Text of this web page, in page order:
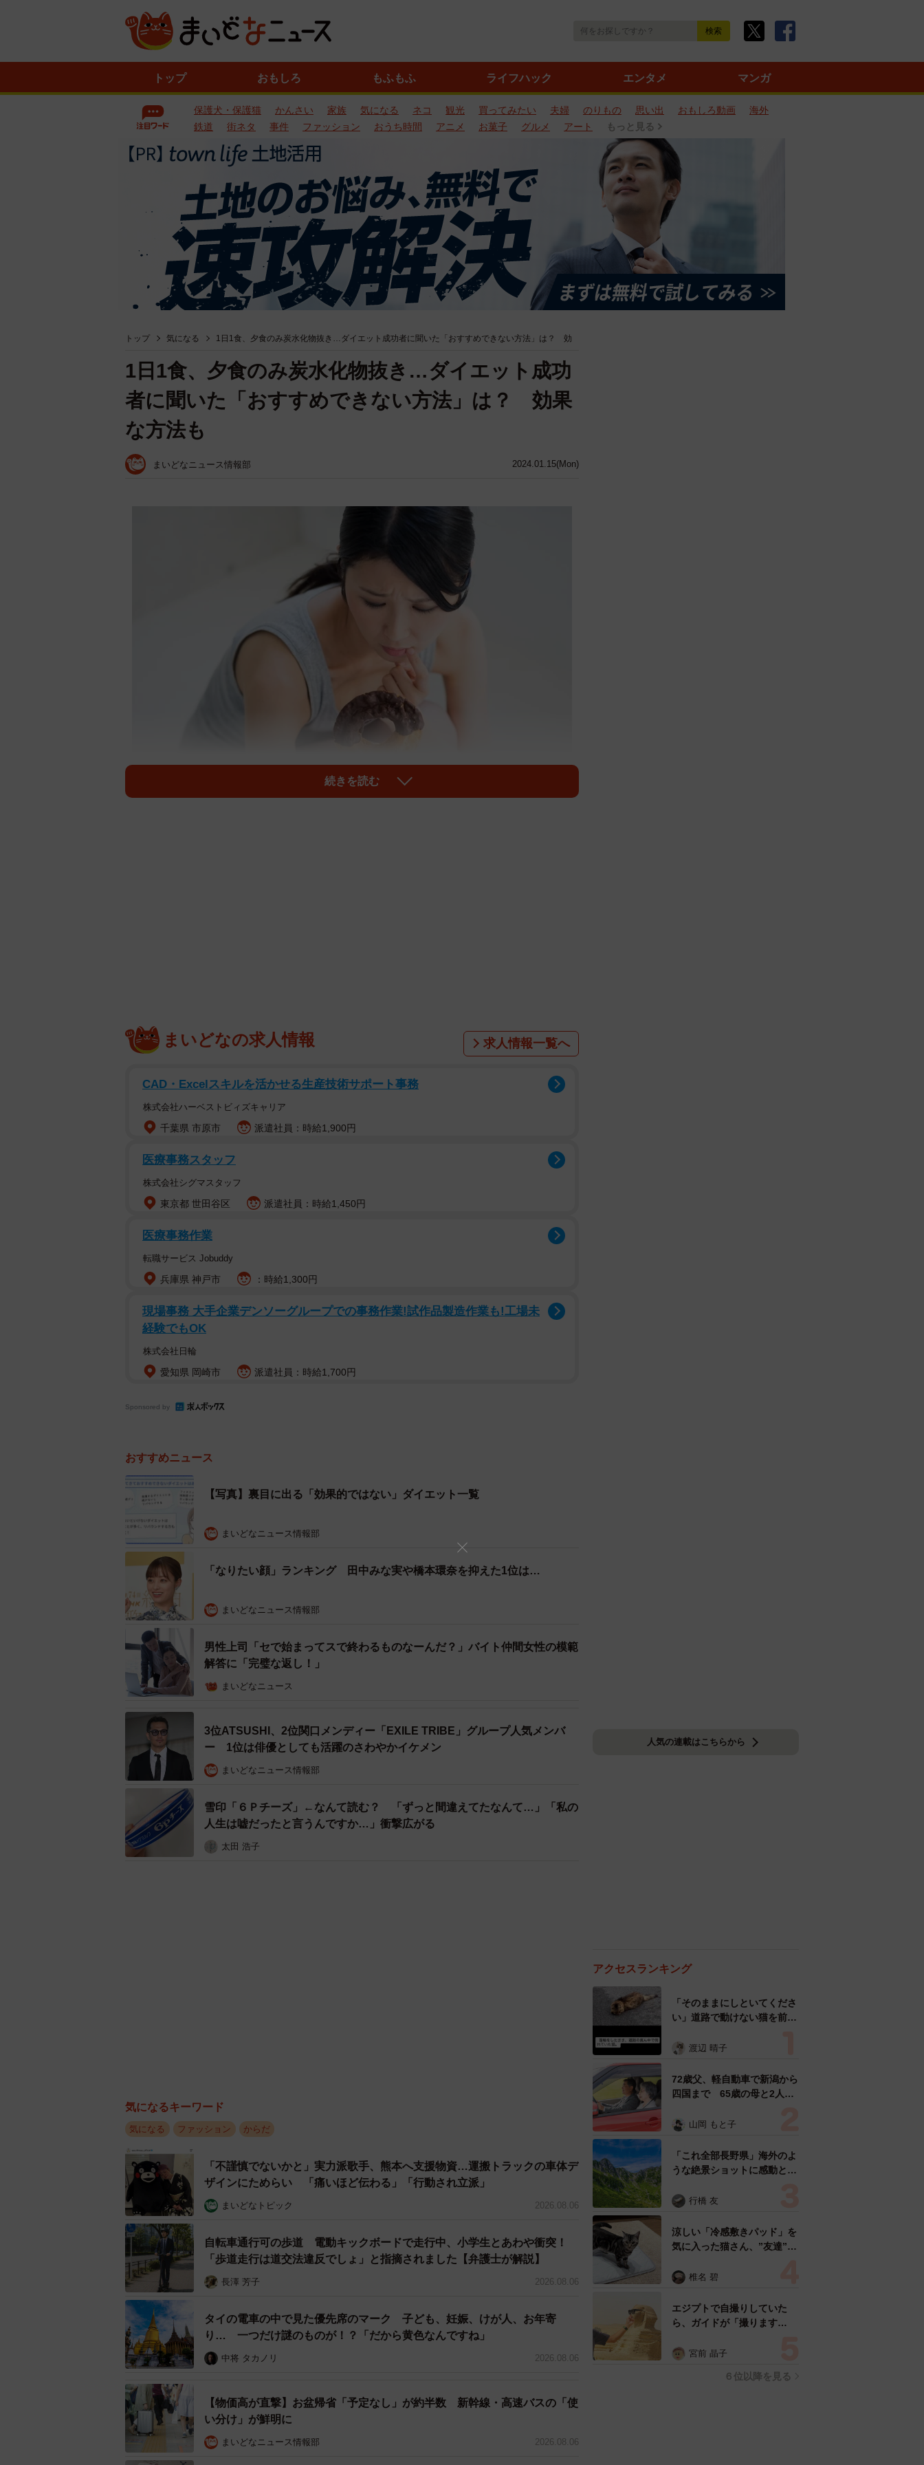
トップ おもしろ もふもふ ライフハック エンタメ マンガ
保護犬・保護猫 かんさい 家族 気になる ネコ 観光 買ってみたい 夫婦 のりもの 思い出 おもしろ動画
海外
鉄道
街ネタ 事件 ファッション おうち時間 アニメ お菓子 グルメ アート もっと見る
トップ 気になる 1日1食、夕食のみ炭水化物抜き…ダイエット成功者に聞いた「おすすめできない方法」は？ 効
2024.01.15(Mon)
1日1食、夕食のみ炭水化物抜き…ダイエット成功
者に聞いた「おすすめできない方法」は？ 効果
な方法も
まいどなニュース情報部
エット法や体験談」に関する調査を実施したところ、今まで効果的だったダイエットについ
て、7割弱の人が「食生活の見直し」と回答しました。一方、おすすめできないダイエット
株式会社FoR（東京都渋谷区）が運営するコスメスキンケアプラットフォーム
『ONEcosme』が、同プラットフォームのユーザーを対象として2023年12月にインターネ
（47.5％）、40代（31.3％）、50代（7.1％）となっています。
まず、「実際に何kgのダイエットに成功しましたか」と聞いたところ、「4〜5kg」
（30.3％）が最も多く、次いで、「1〜3kg」（29.3％）、「6～10kg」（27.3％）と続き、
全体の約6割が1〜5kgのダイエットに成功していることが分かりました。
これを年代別に見ると、20代〜40代は「1〜5kg」が多くなったのに対して50代では「11～
15kg」が多くなっていました。
今までに効果的だったダイエット（出典：ONEcosme調べ）
続けて、「今まで効果的だったダイエット」を教えてもらったところ、67.0％の人が「食生
4/4
反対に、「今まで行ってきておすすめできないダイエット」について回答者からは、「1日1
食にすると、1食の食事で食べ過ぎてしまう」「ファスティングは短期間でできて手っ取り
戻るとすぐに体重が戻る」「我慢するダイエットは続かないしリバウンドする」「16時間断
食ダイエットは食べられないことがストレス」などの意見が寄せられ、無理をしないといけ
ないダイエットは続かないことが多く、リバウンドする人が多い傾向がうかがえました。
続きを読む
まいどなの求人情報 求人情報一覧へ
CAD・Excelスキルを活かせる生産技術サポート事務
株式会社ハーベストビィズキャリア
千葉県 市原市 派遣社員：時給1,900円
医療事務スタッフ
株式会社シグマスタッフ
東京都 世田谷区 派遣社員：時給1,450円
医療事務作業
転職サービス Jobuddy
兵庫県 神戸市 ：時給1,300円
現場事務 大手企業デンソーグループでの事務作業!試作品製造作業も!工場未
経験でもOK
株式会社日輪
愛知県 岡崎市 派遣社員：時給1,700円
Sponsored by
おすすめニュース
【写真】裏目に出る「効果的ではない」ダイエット一覧
まいどなニュース情報部
「なりたい顔」ランキング 田中みな実や橋本環奈を抑えた1位は…
まいどなニュース情報部
男性上司「セで始まってスで終わるものなーんだ？」バイト仲間女性の模範
解答に「完璧な返し！」
まいどなニュース
3位ATSUSHI、2位関口メンディー「EXILE TRIBE」グループ人気メンバ
ー 1位は俳優としても活躍のさわやかイケメン
まいどなニュース情報部
雪印「６Ｐチーズ」←なんて読む？ 「ずっと間違えてたなんて…」「私の
人生は嘘だったと言うんですか…」衝撃広がる
太田 浩子
気になるキーワード
気になる ファッション からだ
「不謹慎でないかと」実力派歌手、熊本へ支援物資…運搬トラックの車体デ
ザインにためらい 「痛いほど伝わる」「行動され立派」
まいどなトピック 2026.08.06
自転車通行可の歩道 電動キックボードで走行中、小学生とあわや衝突！
「歩道走行は道交法違反でしょ」と指摘されました【弁護士が解説】
長澤 芳子 2026.08.06
タイの電車の中で見た優先席のマーク 子ども、妊娠、けが人、お年寄
り… 一つだけ謎のものが！？「だから黄色なんですね」
中将 タカノリ 2026.08.06
【物価高が直撃】お盆帰省「予定なし」が約半数 新幹線・高速バスの「使
い分け」が鮮明に
まいどなニュース情報部 2026.08.06
人気の連載はこちらから
アクセスランキング
「そのままにしといてくださ
い」道路で動けない猫を前に
ようとした4日間 「命の重
表の訴え
渡辺 晴子
72歳父、軽自動車で新潟から
四国まで 65歳の母と2人で
憩まで分刻み… 「大学生で
山岡 もと子
「これ全部長野県」海外のよ
うな絶景ショットに感動と反
ったんだって気づいた」
行橋 友
涼しい「冷感敷きパッド」を
気に入った猫さん、”友達”を
毛づくろいでおもてなし
椎名 碧
エジプトで自撮りしていた
ら、ガイドが「撮ります
取っていたら……スマホを返
カモ代表かも」「私は6時間
宮前 晶子
６位以降を見る